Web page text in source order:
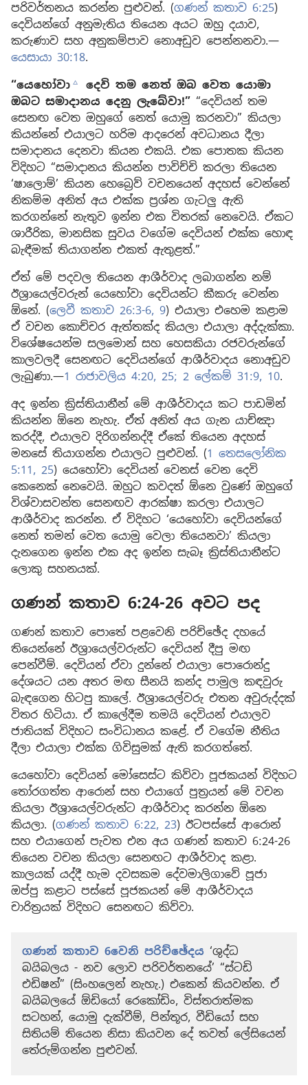
පරිවර්තනය කරන්න පුළුවන්. (ගණන් කතාව 6:25)
දෙවියන්ගේ අනුමැතිය තියෙන අයට ඔහු දයාව,
කරුණාව සහ අනුකම්පාව නොඅඩුව පෙන්නනවා.—
යෙසායා 30:18.
“යෙහෝවාc දෙවි තම නෙත් ඔබ වෙත යොමා
ඔබට සමාදානය දෙනු ලැබේවා!” “දෙවියන් තම
සෙනඟ වෙත ඔහුගේ නෙත් යොමු කරනවා” කියලා
කියන්නේ එයාලට හරිම ආදරෙන් අවධානය දීලා
සමාදානය දෙනවා කියන එකයි. එක පොතක කියන
විදිහට “සමාදානය කියන්න පාවිච්චි කරලා තියෙන
‘ෂාලොම්’ කියන හෙබ්‍රෙව් වචනයෙන් අදහස් වෙන්නේ
නිකම්ම අනිත් අය එක්ක ප්‍රශ්න ගැටලු ඇති
කරගන්නේ නැතුව ඉන්න එක විතරක් නෙවෙයි. ඒකට
ශාරීරික, මානසික සුවය වගේම දෙවියන් එක්ක හොඳ
බැඳීමක් තියාගන්න එකත් ඇතුළත්.”
ඒත් මේ පදවල තියෙන ආශීර්වාද ලබාගන්න නම්
ඊශ්‍රායෙල්වරුන් යෙහෝවා දෙවියන්ට කීකරු වෙන්න
ඕනේ. (ලෙවී කතාව 26:3-6, 9) එයාලා එහෙම කළාම
ඒ වචන කොච්චර ඇත්තක්ද කියලා එයාලා අද්දැක්කා.
විශේෂයෙන්ම සලමොන් සහ හෙසකියා රජවරුන්ගේ
කාලවලදී සෙනඟට දෙවියන්ගේ ආශීර්වාදය නොඅඩුව
ලැබුණා.—1 රාජාවලිය 4:20, 25; 2 ලේකම් 31:9, 10.
අද ඉන්න ක්‍රිස්තියානීන් මේ ආශීර්වාදය කට පාඩමින්
කියන්න ඕනෙ නැහැ. ඒත් අනිත් අය ගැන යාච්ඤා
කරද්දී, එයාලව දිරිගන්නද්දී ඒකේ තියෙන අදහස්
මනසේ තියාගන්න එයාලට පුළුවන්. (1 තෙසලෝනික
5:11, 25) යෙහෝවා දෙවියන් වෙනස් වෙන දෙවි
කෙනෙක් නෙවෙයි. ඔහුට කවදත් ඕනෙ වුණේ ඔහුගේ
විශ්වාසවන්ත සෙනඟව ආරක්ෂා කරලා එයාලට
ආශීර්වාද කරන්න. ඒ විදිහට ‘යෙහෝවා දෙවියන්ගේ
නෙත් තමන් වෙත යොමු වෙලා තියෙනවා’ කියලා
දැනගෙන ඉන්න එක අද ඉන්න සැබෑ ක්‍රිස්තියානීන්ට
ලොකු සහනයක්.
ගණන් කතාව 6:24-26 අවට පද
ගණන් කතාව පොතේ පළවෙනි පරිච්ඡේද දහයේ
තියෙන්නේ ඊශ්‍රායෙල්වරුන්ට දෙවියන් දීපු මඟ
පෙන්වීම්. දෙවියන් ඒවා දුන්නේ එයාලා පොරොන්දු
දේශයට යන අතර මඟ සීනයි කන්ද පාමුල කඳවුරු
බැඳගෙන හිටපු කාලේ. ඊශ්‍රායෙල්වරු එතන අවුරුද්දක්
විතර හිටියා. ඒ කාලේදීම තමයි දෙවියන් එයාලව
ජාතියක් විදිහට සංවිධානය කළේ. ඒ වගේම නීතිය
දීලා එයාලා එක්ක ගිවිසුමක් ඇති කරගත්තේ.
යෙහෝවා දෙවියන් මෝසෙස්ට කිව්වා පූජකයන් විදිහට
තෝරගත්ත ආරොන් සහ එයාගේ පුත්‍රයන් මේ වචන
කියලා ඊශ්‍රායෙල්වරුන්ට ආශීර්වාද කරන්න ඕනෙ
කියලා. (ගණන් කතාව 6:22, 23) ඊටපස්සේ ආරොන්
සහ එයාගෙන් පැවත එන අය ගණන් කතාව 6:24-26
තියෙන වචන කියලා සෙනඟට ආශීර්වාද කළා.
කාලයක් යද්දී හැම දවසකම දේවමාලිගාවේ පූජා
ඔප්පු කළාට පස්සේ පූජකයන් මේ ආශීර්වාදය
චාරිත්‍රයක් විදිහට සෙනඟට කිව්වා.
ගණන් කතාව 6වෙනි පරිච්ඡේදය ‘ශුද්ධ
බයිබලය - නව ලොව පරිවර්තනයේ’ “ස්ටඩි
එඩිෂන්” (සිංහලෙන් නැහැ.) එකෙන් කියවන්න. ඒ
බයිබලයේ ඕඩියෝ රෙකෝඩිං, විස්තරාත්මක
සටහන්, යොමු දැක්වීම්, පින්තූර, වීඩියෝ සහ
සිතියම් තියෙන නිසා කියවන දේ තවත් ලේසියෙන්
තේරුම්ගන්න පුළුවන්.